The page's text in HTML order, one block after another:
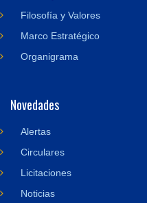
Filosofía y Valores
Marco Estratégico
Organigrama
Novedades
Alertas
Circulares
Licitaciones
Noticias